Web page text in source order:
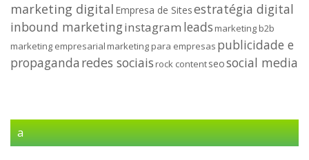
marketing digital Empresa de Sitesestratégia digital
inbound marketinginstagram leads marketing b2b
marketing empresarial marketing para empresas publicidade e
propaganda redes sociais rock contentseosocial media
a